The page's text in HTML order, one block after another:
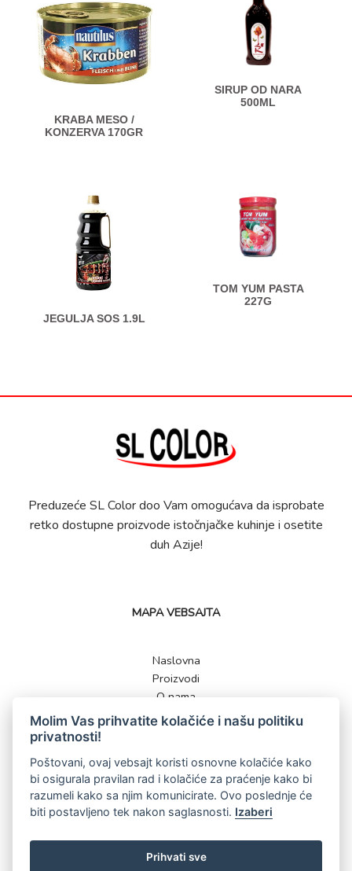
KRABA MESO /
KONZERVA 170GR
SIRUP OD NARA
500ML
JEGULJA SOS 1.9L
TOM YUM PASTA
227G
Preduzeće SL Color doo Vam omogućava da isprobate
retko dostupne proizvode istočnjačke kuhinje i osetite
duh Azije!
MAPA VEBSAJTA
Naslovna
Proizvodi
O nama
Kontakt
KONTAKT
shop@slcolor.rs
Molim Vas prihvatite kolačiće i našu politiku
privatnosti!
Poštovani, ovaj vebsajt koristi osnovne kolačiće kako
bi osigurala pravilan rad i kolačiće za praćenje kako bi
razumeli kako sa njim komunicirate. Ovo poslednje će
biti postavljeno tek nakon saglasnosti. Izaberi
Prihvati sve